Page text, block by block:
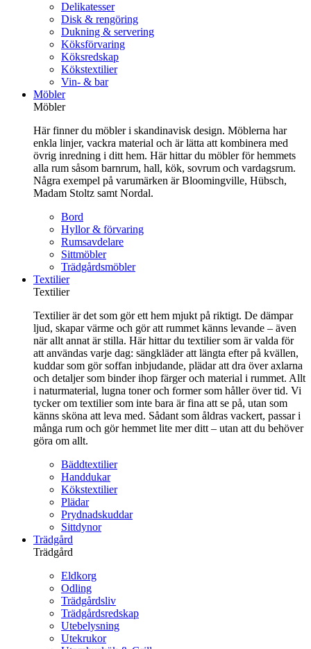
Delikatesser
Disk & rengöring
Dukning & servering
Köksförvaring
Köksredskap
Kökstextilier
Vin- & bar
Möbler
Möbler
Här finner du möbler i skandinavisk design. Möblerna har
enkla linjer, vackra material och är lätta att kombinera med
övrig inredning i ditt hem. Här hittar du möbler för hemmets
alla rum såsom barnrum, hall, kök, sovrum och vardagsrum.
Några exempel på varumärken är Bloomingville, Hübsch,
Madam Stoltz samt Nordal.
Bord
Hyllor & förvaring
Rumsavdelare
Sittmöbler
Trädgårdsmöbler
Textilier
Textilier
Textilier är det som gör ett hem mjukt på riktigt. De dämpar
ljud, skapar värme och gör att rummet känns levande – även
när allt annat är stilla. Här hittar du textilier som är valda för
att användas varje dag: sängkläder att längta efter på kvällen,
kuddar som gör soffan inbjudande, plädar att dra över axlarna
och detaljer som binder ihop färger och material i rummet. Allt
i naturmaterial, lugna toner och former som håller över tid. Vi
tycker om textilier som inte bara är fina att se på, utan som
känns sköna att leva med. Sådant som åldras vackert, passar i
många rum och gör hemmet lite mer ditt – utan att du behöver
göra om allt.
Bäddtextilier
Handdukar
Kökstextilier
Plädar
Prydnadskuddar
Sittdynor
Trädgård
Trädgård
Eldkorg
Odling
Trädgårdsliv
Trädgårdsredskap
Utebelysning
Utekrukor